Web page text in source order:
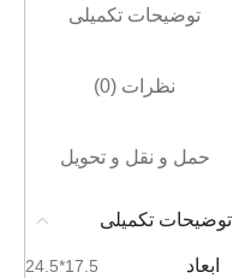
توضیحات تکمیلی
نظرات (0)
حمل و نقل و تحویل
توضیحات تکمیلی
ابعاد 17.5*24.5